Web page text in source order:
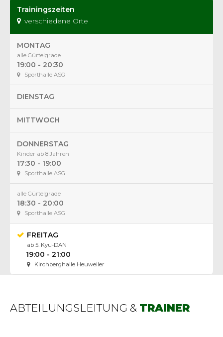
Trainingszeiten
verschiedene Orte
MONTAG
alle Gürtelgrade
19:00 - 20:30
Sporthalle ASG
DIENSTAG
MITTWOCH
DONNERSTAG
Kinder ab 8 Jahren
17:30 - 19:00
Sporthalle ASG
alle Gürtelgrade
18:30 - 20:00
Sporthalle ASG
FREITAG
ab 5. Kyu-DAN
19:00 - 21:00
Kirchberghalle Heuweiler
ABTEILUNGSLEITUNG & TRAINER